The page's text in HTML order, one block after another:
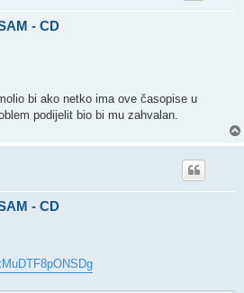
- CD
bi ako netko ima ove časopise u
podijelit bio bi mu zahvalan.
- CD